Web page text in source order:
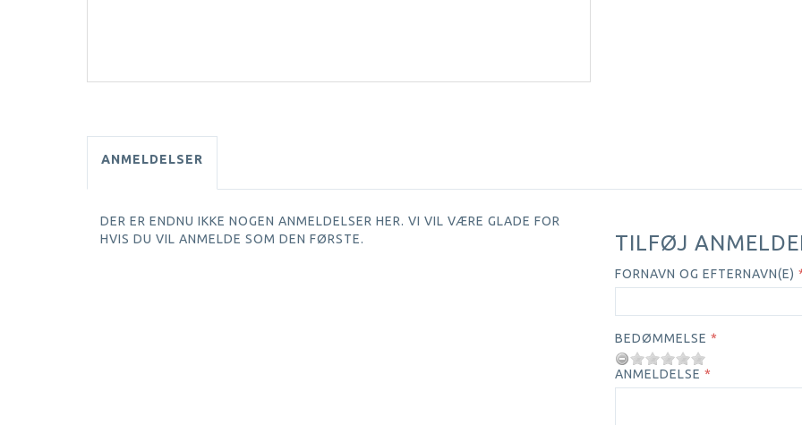
ANMELDELSER
DER ER ENDNU IKKE NOGEN ANMELDELSER HER. VI VIL VÆRE GLADE FOR
HVIS DU VIL ANMELDE SOM DEN FØRSTE.
TILFØJ
FORNAVN OG EFTERNAVN(E)
BEDØMMELSE
ANMELDELSE